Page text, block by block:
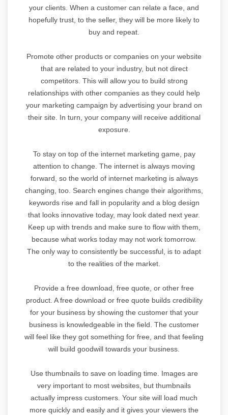
your clients. When a customer can relate a face, and
hopefully trust, to the seller, they will be more likely to
buy and repeat.
Promote other products or companies on your website
that are related to your industry, but not direct
competitors. This will allow you to build strong
relationships with other companies as they could help
your marketing campaign by advertising your brand on
their site. In turn, your company will receive additional
exposure.
To stay on top of the internet marketing game, pay
attention to change. The internet is always moving
forward, so the world of internet marketing is always
changing, too. Search engines change their algorithms,
keywords rise and fall in popularity and a blog design
that looks innovative today, may look dated next year.
Keep up with trends and make sure to flow with them,
because what works today may not work tomorrow.
The only way to consistently be successful, is to adapt
to the realities of the market.
Provide a free download, free quote, or other free
product. A free download or free quote builds credibility
for your business by showing the customer that your
business is knowledgeable in the field. The customer
will feel like they got something for free, and that feeling
will build goodwill towards your business.
Use thumbnails to save on loading time. Images are
very important to most websites, but thumbnails
actually impress customers. Your site will load much
more quickly and easily and it gives your viewers the